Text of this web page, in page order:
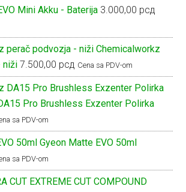
Mini Akku - Baterija 3.000,00 рсд
Chemicalworkz
niži 7.500,00 рсд Cena sa PDV-om
Pro Brushless Exzenter Polirka
sa PDV-om
Gyeon Matte EVO 50ml
sa PDV-om